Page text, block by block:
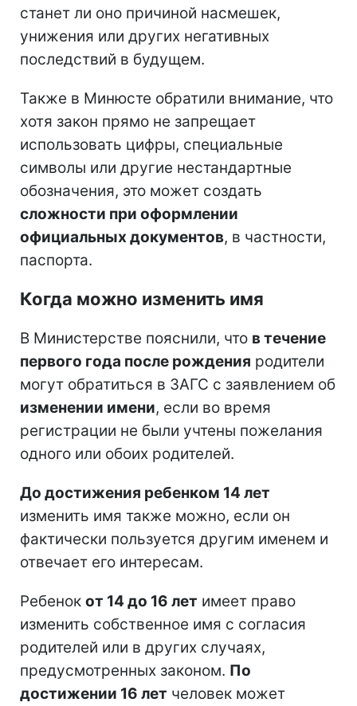
станет ли оно причиной насмешек,
унижения или других негативных
последствий в будущем.
Также в Минюсте обратили внимание, что
хотя закон прямо не запрещает
использовать цифры, специальные
символы или другие нестандартные
обозначения, это может создать
сложности при оформлении
официальных документов, в частности,
паспорта.
Когда можно изменить имя
В Министерстве пояснили, что в течение
первого года после рождения родители
могут обратиться в ЗАГС с заявлением об
изменении имени, если во время
регистрации не были учтены пожелания
одного или обоих родителей.
До достижения ребенком 14 лет
изменить имя также можно, если он
фактически пользуется другим именем и
отвечает его интересам.
Ребенок от 14 до 16 лет имеет право
изменить собственное имя с согласия
родителей или в других случаях,
предусмотренных законом. По
достижении 16 лет человек может